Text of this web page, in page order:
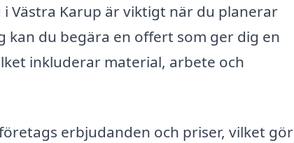
Västra Karup är viktigt när du planerar
du begära en offert som ger dig en
inkluderar material, arbete och
erbjudanden och priser, vilket gör